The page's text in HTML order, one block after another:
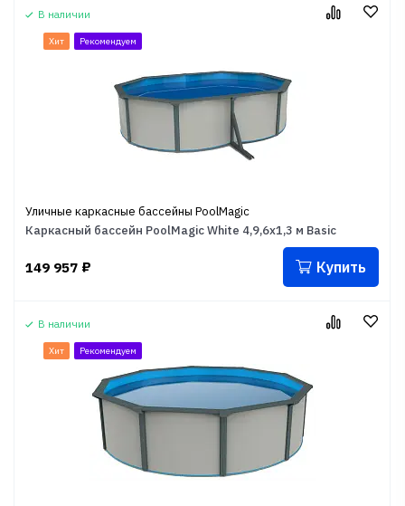
В наличии
Хит Рекомендуем
Уличные каркасные бассейны PoolMagic
Каркасный бассейн PoolMagic White 4,9,6x1,3 м Basic
149 957 ₽ Купить
В наличии
Хит Рекомендуем